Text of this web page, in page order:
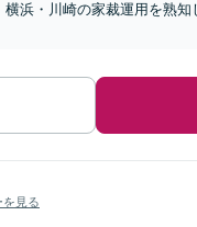
浜・川崎の家裁運用を熟
を見る